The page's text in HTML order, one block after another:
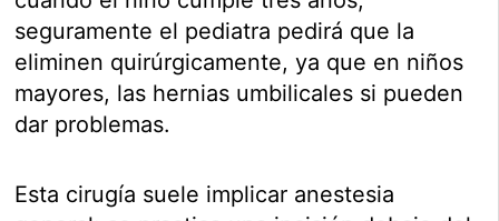
seguramente el pediatra pedirá que la
eliminen quirúrgicamente, ya que en niños
mayores, las hernias umbilicales si pueden
dar problemas.
Esta cirugía suele implicar anestesia